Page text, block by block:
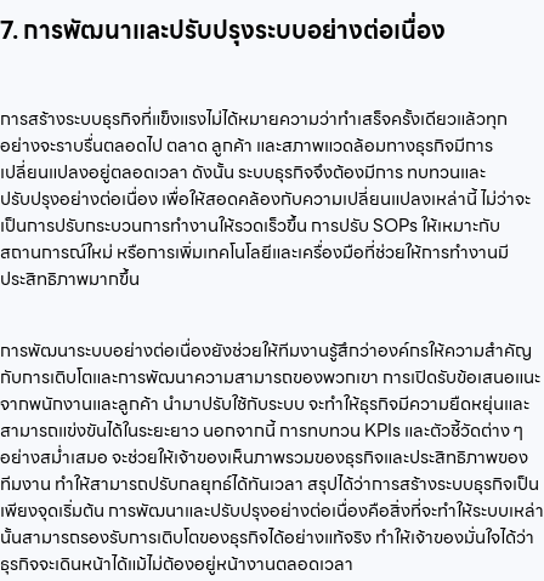
7. การพัฒนาและปรับปรุงระบบอย่างต่อเนื่อง
การสร้างระบบธุรกิจที่แข็งแรงไม่ได้หมายความว่าทำเสร็จครั้งเดียวแล้วทุก
อย่างจะราบรื่นตลอดไป ตลาด ลูกค้า และสภาพแวดล้อมทางธุรกิจมีการ
เปลี่ยนแปลงอยู่ตลอดเวลา ดังนั้น ระบบธุรกิจจึงต้องมีการ ทบทวนและ
ปรับปรุงอย่างต่อเนื่อง เพื่อให้สอดคล้องกับความเปลี่ยนแปลงเหล่านี้ ไม่ว่าจะ
เป็นการปรับกระบวนการทำงานให้รวดเร็วขึ้น การปรับ SOPs ให้เหมาะกับ
สถานการณ์ใหม่ หรือการเพิ่มเทคโนโลยีและเครื่องมือที่ช่วยให้การทำงานมี
ประสิทธิภาพมากขึ้น
การพัฒนาระบบอย่างต่อเนื่องยังช่วยให้ทีมงานรู้สึกว่าองค์กรให้ความสำคัญ
กับการเติบโตและการพัฒนาความสามารถของพวกเขา การเปิดรับข้อเสนอแนะ
จากพนักงานและลูกค้า นำมาปรับใช้กับระบบ จะทำให้ธุรกิจมีความยืดหยุ่นและ
สามารถแข่งขันได้ในระยะยาว นอกจากนี้ การทบทวน KPIs และตัวชี้วัดต่าง ๆ
อย่างสม่ำเสมอ จะช่วยให้เจ้าของเห็นภาพรวมของธุรกิจและประสิทธิภาพของ
ทีมงาน ทำให้สามารถปรับกลยุทธ์ได้ทันเวลา สรุปได้ว่าการสร้างระบบธุรกิจเป็น
เพียงจุดเริ่มต้น การพัฒนาและปรับปรุงอย่างต่อเนื่องคือสิ่งที่จะทำให้ระบบเหล่า
นั้นสามารถรองรับการเติบโตของธุรกิจได้อย่างแท้จริง ทำให้เจ้าของมั่นใจได้ว่า
ธุรกิจจะเดินหน้าได้แม้ไม่ต้องอยู่หน้างานตลอดเวลา